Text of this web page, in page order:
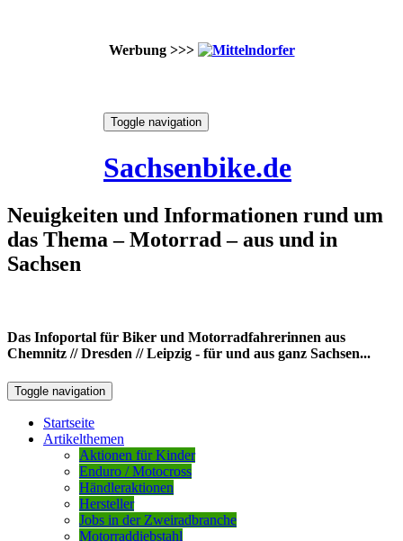
Werbung >>>
Toggle navigation
Sachsenbike.de
Neuigkeiten und Informationen rund um
das Thema – Motorrad – aus und in
Sachsen
Das Infoportal für Biker und Motorradfahrerinnen aus
Chemnitz // Dresden // Leipzig - für und aus ganz Sachsen...
Toggle navigation
Startseite
Artikelthemen
Aktionen für Kinder
Enduro / Motocross
Händleraktionen
Hersteller
Jobs in der Zweiradbranche
Motorraddiebstahl